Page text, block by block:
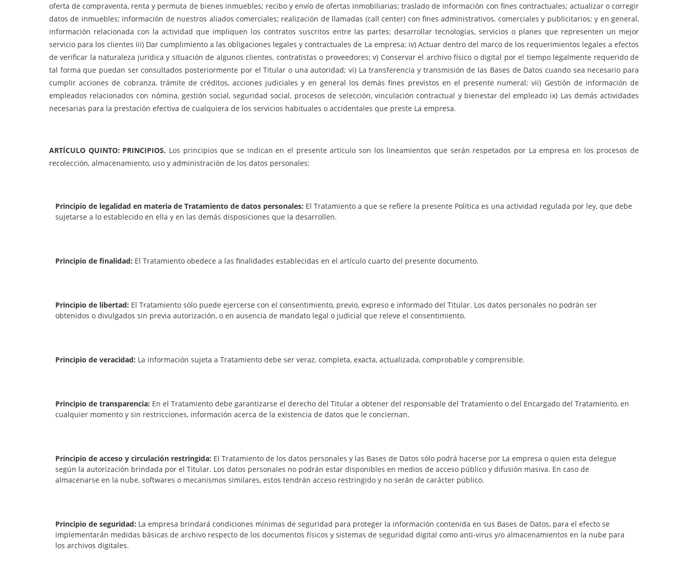
oferta de compraventa, renta y permuta de bienes inmuebles; recibo y envío de ofertas inmobiliarias; traslado de información con fines contractuales; actualizar o corregir
datos de inmuebles; información de nuestros aliados comerciales; realización de llamadas (call center) con fines administrativos, comerciales y publicitarios; y en general,
información relacionada con la actividad que impliquen los contratos suscritos entre las partes; desarrollar tecnologías, servicios o planes que representen un mejor
servicio para los clientes iii) Dar cumplimiento a las obligaciones legales y contractuales de La empresa; iv) Actuar dentro del marco de los requerimientos legales a efectos
de verificar la naturaleza jurídica y situación de algunos clientes, contratistas o proveedores; v) Conservar el archivo físico o digital por el tiempo legalmente requerido de
tal forma que puedan ser consultados posteriormente por el Titular o una autoridad; vi) La transferencia y transmisión de las Bases de Datos cuando sea necesario para
cumplir acciones de cobranza, trámite de créditos, acciones judiciales y en general los demás fines previstos en el presente numeral; vii) Gestión de información de
empleados relacionados con nómina, gestión social, seguridad social, procesos de selección, vinculación contractual y bienestar del empleado ix) Las demás actividades
necesarias para la prestación efectiva de cualquiera de los servicios habituales o accidentales que preste La empresa.
ARTÍCULO QUINTO: PRINCIPIOS. Los principios que se indican en el presente artículo son los lineamientos que serán respetados por La empresa en los procesos de
recolección, almacenamiento, uso y administración de los datos personales:
Principio de legalidad en materia de Tratamiento de datos personales: El Tratamiento a que se refiere la presente Política es una actividad regulada por ley, que debe
sujetarse a lo establecido en ella y en las demás disposiciones que la desarrollen.
Principio de finalidad: El Tratamiento obedece a las finalidades establecidas en el artículo cuarto del presente documento.
Principio de libertad: El Tratamiento sólo puede ejercerse con el consentimiento, previo, expreso e informado del Titular. Los datos personales no podrán ser
obtenidos o divulgados sin previa autorización, o en ausencia de mandato legal o judicial que releve el consentimiento.
Principio de veracidad: La información sujeta a Tratamiento debe ser veraz, completa, exacta, actualizada, comprobable y comprensible.
Principio de transparencia: En el Tratamiento debe garantizarse el derecho del Titular a obtener del responsable del Tratamiento o del Encargado del Tratamiento, en
cualquier momento y sin restricciones, información acerca de la existencia de datos que le conciernan.
Principio de acceso y circulación restringida: El Tratamiento de los datos personales y las Bases de Datos sólo podrá hacerse por La empresa o quien esta delegue
según la autorización brindada por el Titular. Los datos personales no podrán estar disponibles en medios de acceso público y difusión masiva. En caso de
almacenarse en la nube, softwares o mecanismos similares, estos tendrán acceso restringido y no serán de carácter público.
Principio de seguridad: La empresa brindará condiciones mínimas de seguridad para proteger la información contenida en sus Bases de Datos, para el efecto se
implementarán medidas básicas de archivo respecto de los documentos físicos y sistemas de seguridad digital como anti-virus y/o almacenamientos en la nube para
los archivos digitales.